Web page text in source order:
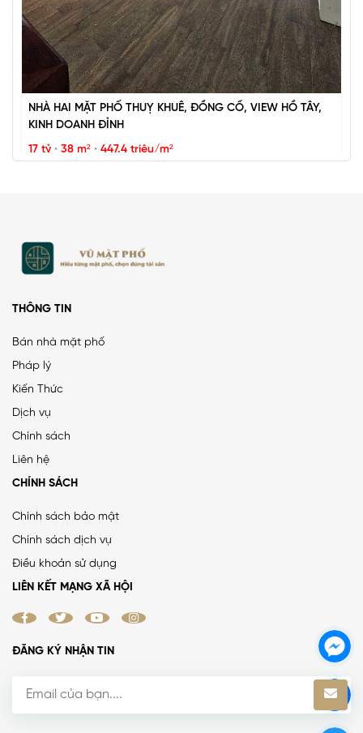
PHÂN LÔ LẠC TRUNG 2 Ô TÔ DỪNG ĐỖ, VỈA HÈ, DÂN XÂY
NHÀ HAI MẶT PHỐ THUỴ KHUÊ, ĐỒNG CỔ, VIEW HỒ TÂY,
KINH DOANH ĐỈNH
17 tỷ • 38 m² • 447.4 triệu/m²
MẶT ĐƯỜNG VÀNH ĐAI 1, LÔ GÓC, MẶT TIỀN 8.8M, ĐƯỜNG
•
La Thành
THÔNG TIN
Bán nhà mặt phố
Pháp lý
Kiến Thức
Dịch vụ
Chính sách
Liên hệ
CHÍNH SÁCH
Chính sách bảo mật
Chính sách dịch vụ
Điều khoản sử dụng
LIÊN KẾT MẠNG XÃ HỘI
ĐĂNG KÝ NHẬN TIN